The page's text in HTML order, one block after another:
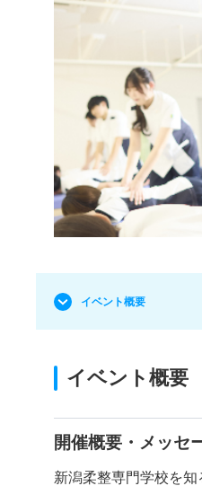
イベント概要
イベント概要
開催概要・メッセ
新潟柔整専門学校を